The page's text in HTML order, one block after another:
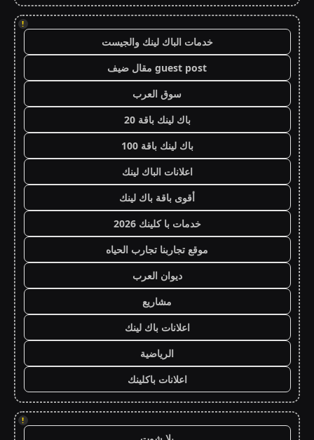
!
خدمات الباك لينك والجيست
guest post مقال ضيف
سوق العرب
باك لينك باقة 20
باك لينك باقة 100
اعلانات الباك لينك
أقوى باقة باك لينك
خدمات با كلينك 2026
موقع تجاربنا تجارب الحياه
ديوان العرب
مشاريع
اعلانات باك لينك
الرياضية
اعلانات باكلينك
!